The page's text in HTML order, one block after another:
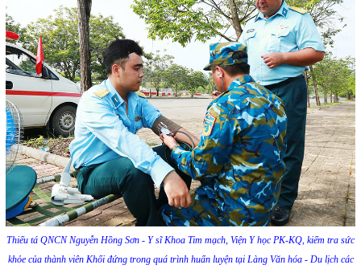
Thiếu tá QNCN Nguyễn Hồng Sơn - Y sĩ Khoa Tim mạch, Viện Y học PK-KQ, kiểm tra sức
khỏe của thành viên Khối đứng trong quá trình huấn luyện tại Làng Văn hóa - Du lịch các